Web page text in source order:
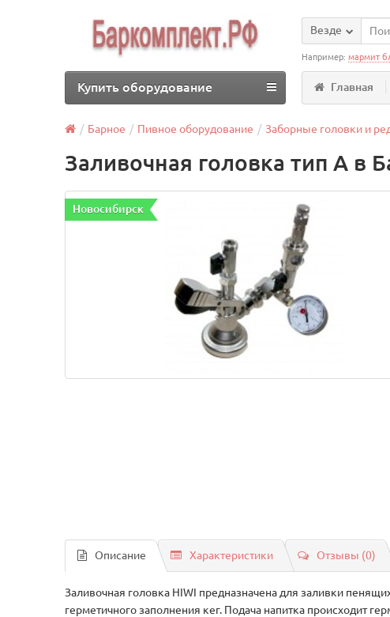
Везде
Например:мармит
Главная
Купить оборудование
Барное Пивное оборудование Заборные головки и
Заливочная головка тип А в
Новосибирск
Описание Характеристики Отзывы (0)
Заливочная головка HIWI предназначена для заливки
герметичного заполнения кег. Подача напитка происходит